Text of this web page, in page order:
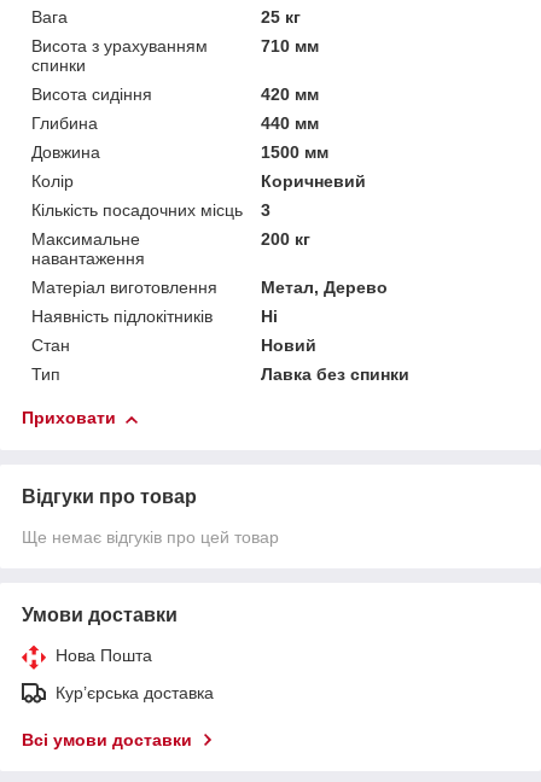
Вага
25 кг
Висота з урахуванням
спинки
710 мм
Висота сидіння
420 мм
Глибина
440 мм
Довжина
1500 мм
Колір
Коричневий
Кількість посадочних місць
3
Максимальне
навантаження
200 кг
Матеріал виготовлення
Метал, Дерево
Наявність підлокітників
Ні
Стан
Новий
Тип
Лавка без спинки
Приховати
Відгуки про товар
Ще немає відгуків про цей товар
Умови доставки
Нова Пошта
Кур’єрська доставка
Всі умови доставки